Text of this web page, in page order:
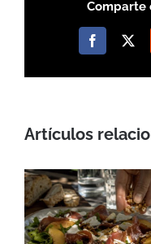
Comparte
Facebook
X
Artículos